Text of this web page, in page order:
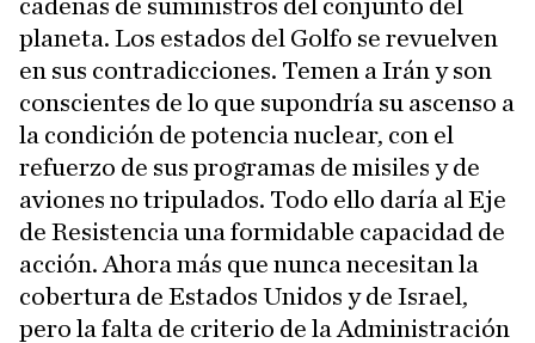
cadenas de suministros del conjunto del
planeta. Los estados del Golfo se revuelven
en sus contradicciones. Temen a Irán y son
conscientes de lo que supondría su ascenso a
la condición de potencia nuclear, con el
refuerzo de sus programas de misiles y de
aviones no tripulados. Todo ello daría al Eje
de Resistencia una formidable capacidad de
acción. Ahora más que nunca necesitan la
cobertura de Estados Unidos y de Israel,
pero la falta de criterio de la Administración